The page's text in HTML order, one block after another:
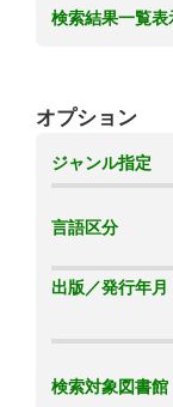
検索結果一覧表
オプション
ジャンル指定
言語区分
出版／発行年月
検索対象図書館